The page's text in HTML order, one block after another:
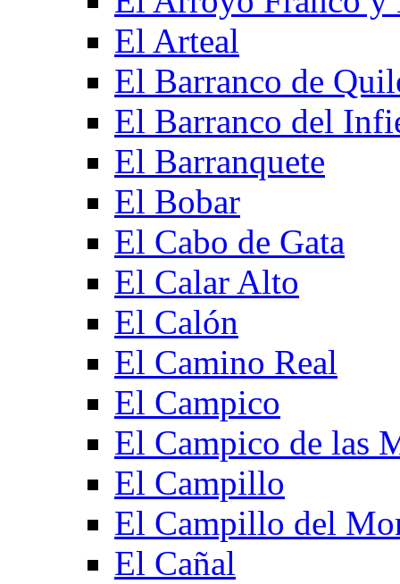
El Arteal
El Barranco de
El Barranco del
El Barranquete
El Bobar
El Cabo de Gata
El Calar Alto
El Calón
El Camino Real
El Campico
El Campico de las
El Campillo
El Campillo del
El Cañal